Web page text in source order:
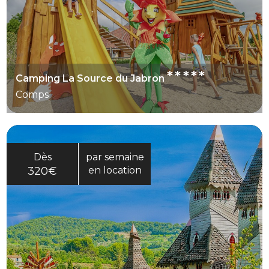
Camping La Source du Jabron*****
Comps
Dès
320€
par semaine
en location